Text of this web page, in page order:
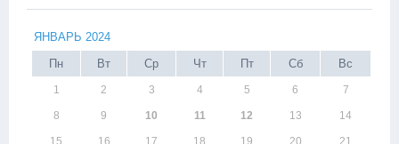
ЯНВАРЬ 2024
Пн
Вт Ср Чт Пт Сб Вс
1 2 3 4 5 6 7
8 9 10 11 12 13 14
15 16 17 18 19 20 21